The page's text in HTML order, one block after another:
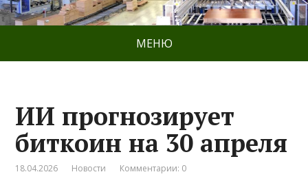
МЕНЮ
ИИ прогнозирует
биткоин на 30 апреля
18.04.2026 Новости Комментарии: 0